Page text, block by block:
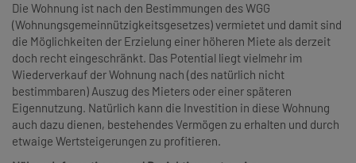
Die Wohnung ist nach den Bestimmungen des WGG
(Wohnungsgemeinnützigkeitsgesetzes) vermietet und damit sind
die Möglichkeiten der Erzielung einer höheren Miete als derzeit
doch recht eingeschränkt. Das Potential liegt vielmehr im
Wiederverkauf der Wohnung nach (des natürlich nicht
bestimmbaren) Auszug des Mieters oder einer späteren
Eigennutzung. Natürlich kann die Investition in diese Wohnung
auch dazu dienen, bestehendes Vermögen zu erhalten und durch
etwaige Wertsteigerungen zu profitieren.